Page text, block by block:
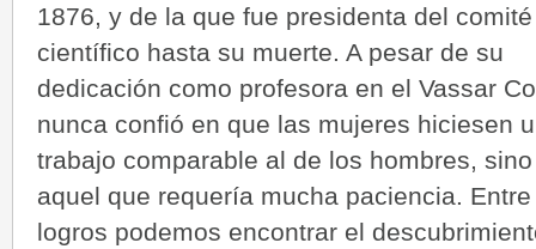
1876, y de la que fue presidenta del comité
científico hasta su muerte. A pesar de su
dedicación como profesora en el Vassar
nunca confió en que las mujeres hiciesen
trabajo comparable al de los hombres,
aquel que requería mucha paciencia.
logros podemos encontrar el